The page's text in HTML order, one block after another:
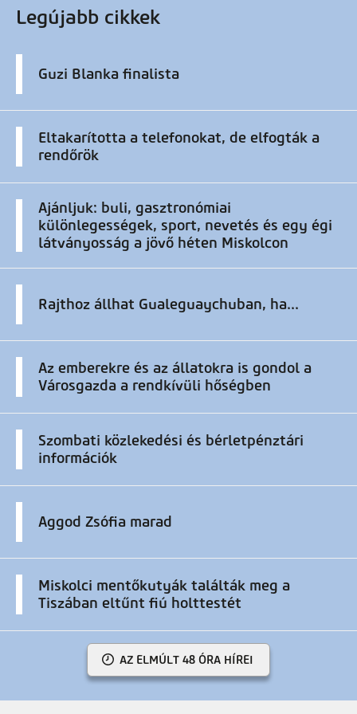
Legújabb cikkek
Guzi Blanka finalista
Eltakarította a telefonokat, de elfogták a
rendőrök
Ajánljuk: buli, gasztronómiai
különlegességek, sport, nevetés és egy égi
látványosság a jövő héten Miskolcon
Rajthoz állhat Gualeguaychuban, ha...
Az emberekre és az állatokra is gondol a
Városgazda a rendkívüli hőségben
Szombati közlekedési és bérletpénztári
információk
Aggod Zsófia marad
Miskolci mentőkutyák találták meg a
Tiszában eltűnt fiú holttestét
AZ ELMÚLT 48 ÓRA HÍREI